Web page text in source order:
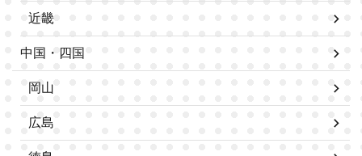
近畿
中国・四国
岡山
広島